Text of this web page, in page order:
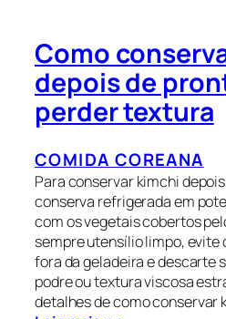
Como
depois de
perder textura
COMIDA COREANA
Para conservar kimchi
conserva refrigerada em
com os vegetais cobertos
sempre utensílio limpo,
fora da geladeira e descarte
podre ou textura viscosa
detalhes de como conservar